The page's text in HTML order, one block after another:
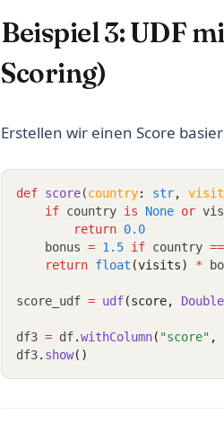
Beispiel 3: UDF
Scoring)
Erstellen wir einen Score
def score(country: str,
if country is None or
return 0.0
    bonus
= 1.5 if country ==
return float (visits) *
score_udf = udf(score,
df3 = df.withColumn( "score" ,
df3. show()